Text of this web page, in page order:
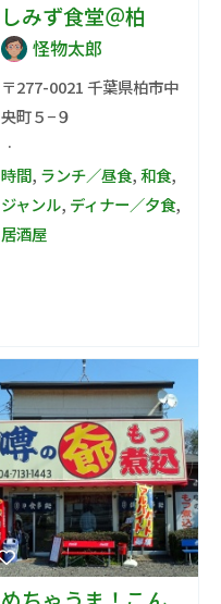
しみず食堂＠柏
怪物太郎
〒277-0021 千葉県柏市中
央町５−９
·
時間, ランチ／昼食,和食,
ジャンル, ディナー／夕食,
居酒屋